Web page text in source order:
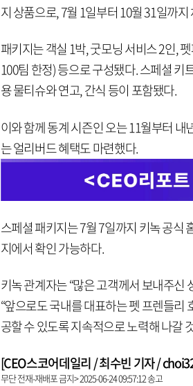
지 상품으로, 7월 1일부터 10월 31일까
패키지는 객실 1박, 굿모닝 서비스 2인,
100팀 한정) 등으로 구성됐다. 스페셜 키
용 물티슈와 연고, 간식 등이 포함됐다.
이와 함께 동계 시즌인 오는 11월부터
는 얼리버드 혜택도 마련했다.
스페셜 패키지는 7월 7일까지 키녹 공식
지에서 확인 가능하다.
키녹 관계자는 “많은 고객께서 보내주신
“앞으로도 국내를 대표하는 펫 프렌들
공할 수 있도록 지속적으로 노력해 나갈
[CEO스코어데일리 / 최수빈 기자 /
무단 전재-재배포 금지> 2025-06-24 09:57:12 송고